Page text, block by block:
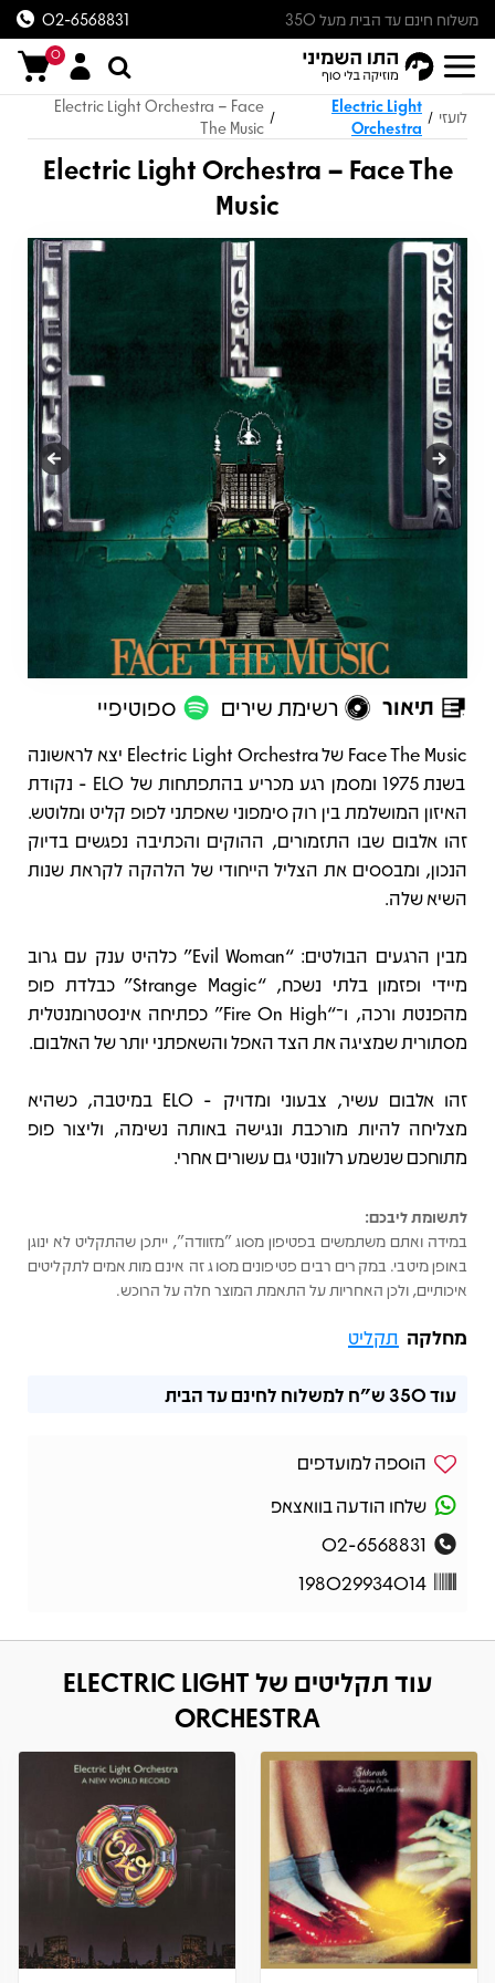
משלוח חינם עד הבית מעל 350
ש״ח
02-6568831
0
לועזי /
Electric Light
Orchestra
/
Electric Light Orchestra – Face
The Music
Electric Light Orchestra – Face The
Music
תיאור רשימת שירים ספוטיפיי
תיאור
Face The Music של Electric Light Orchestra יצא לראשונה
בשנת 1975 ומסמן רגע מכריע בהתפתחות של ELO - נקודת
האיזון המושלמת בין רוק סימפוני שאפתני לפופ קליט ומלוטש.
זהו אלבום שבו התזמורים, ההוקים והכתיבה נפגשים בדיוק
הנכון, ומבססים את הצליל הייחודי של הלהקה לקראת שנות
השיא שלה.
מבין הרגעים הבולטים: “Evil Woman” כלהיט ענק עם גרוב
מיידי ופזמון בלתי נשכח, “Strange Magic” כבלדת פופ
מהפנטת ורכה, ו־“Fire On High” כפתיחה אינסטרומנטלית
מסתורית שמציגה את הצד האפל והשאפתני יותר של האלבום.
זהו אלבום עשיר, צבעוני ומדויק - ELO במיטבה, כשהיא
מצליחה להיות מורכבת ונגישה באותה נשימה, וליצור פופ
מתוחכם שנשמע רלוונטי גם עשורים אחרי.
לתשומת ליבכם:
במידה ואתם משתמשים בפטיפון מסוג "מזוודה", ייתכן שהתקליט לא ינוגן
באופן מיטבי. במקרים רבים פטיפונים מסוג זה אינם מותאמים לתקליטים
איכותיים, ולכן האחריות על התאמת המוצר חלה על הרוכש.
מחלקה תקליט
עוד350 ש"ח למשלוח לחינם עד הבית
הוספה למועדפים
שלחו הודעה בוואצאפ
02-6568831
198029934014
עוד תקליטים של ELECTRIC LIGHT
ORCHESTRA